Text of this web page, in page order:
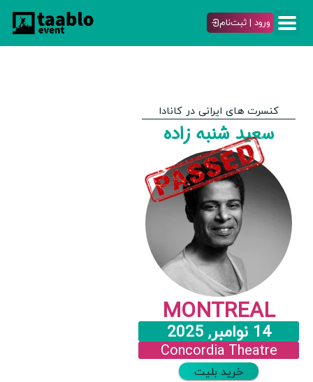
ورود | ثبت‌نام
کنسرت های ایرانی در کانادا
سعید شنبه زاده
MONTREAL
14 نوامبر, 2025
Concordia Theatre
خرید بلیت